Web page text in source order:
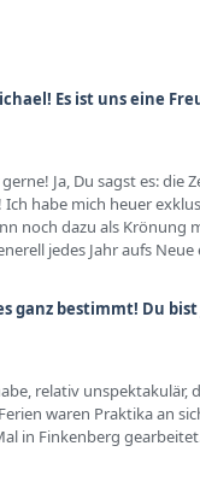
Es ist uns eine
gerne! Ja, Du sagst es:
habe mich heuer
noch dazu als Krönung
jedes Jahr aufs
ganz bestimmt! Du
relativ unspektakulär,
waren Praktika an
in Finkenberg